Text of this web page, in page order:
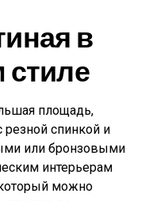
в
стиле
площадь,
резной спинкой и
или бронзовыми
интерьерам
который можно